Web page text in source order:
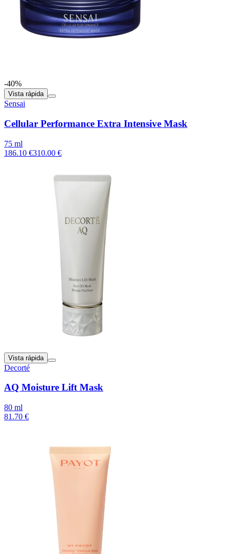
-40%
Vista rápida
Sensai
Cellular Performance Extra Intensive Mask
75 ml
186.10 €310.00 €
Vista rápida
Decorté
AQ Moisture Lift Mask
80 ml
81.70 €